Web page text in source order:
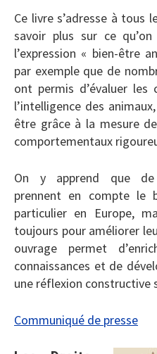
Ce livre s’adresse à tous
savoir plus sur ce
l’expression « bien-être
par exemple que de
ont permis d’évaluer les
l’intelligence des
être grâce à la mesure
comportementaux
On y apprend que de
prennent en compte le
particulier en Europe,
toujours pour améliorer
ouvrage permet
connaissances et de
une réflexion constructive
Communiqué de presse